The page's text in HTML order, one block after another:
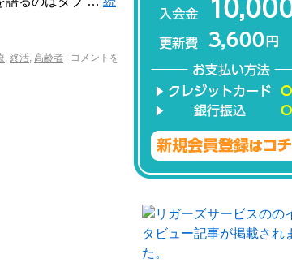
, 終活, 高齢者
コメントを